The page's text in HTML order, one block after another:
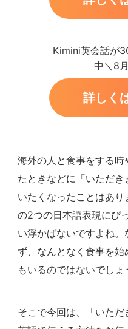
Kimini英会話が
中＼8
詳しく
海外の人と食事をする
たときなどに「いただ
いたくなったことはあ
の2つの日本語表現にぴ
い浮かばないですよね
ず、なんとなく食事を
もいるのではないでしょ
そこで今回は、「いた